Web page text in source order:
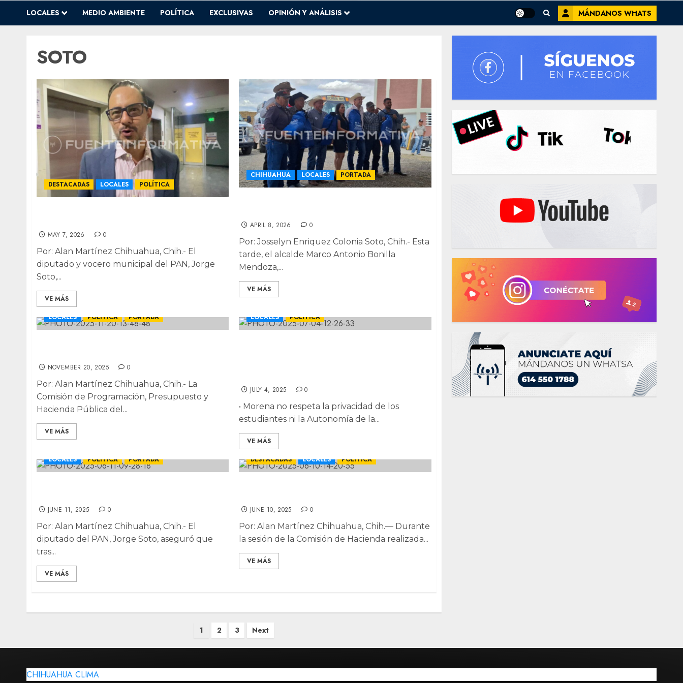
LOCALES MEDIO AMBIENTE POLÍTICA EXCLUSIVAS OPINIÓN Y ANÁLISIS MÁNDANOS WHATS
SOTO
DESTACADAS LOCALES POLÍTICA
MAY 7, 2026 0
Por: Alan Martínez Chihuahua, Chih.- El
diputado y vocero municipal del PAN, Jorge
Soto,...
VE MÁS
CHIHUAHUA LOCALES PORTADA
APRIL 8, 2026 0
Por: Josselyn Enriquez Colonia Soto, Chih.- Esta
tarde, el alcalde Marco Antonio Bonilla
Mendoza,...
VE MÁS
LOCALES POLÍTICA PORTADA
NOVEMBER 20, 2025 0
Por: Alan Martínez Chihuahua, Chih.- La
Comisión de Programación, Presupuesto y
Hacienda Pública del...
VE MÁS
LOCALES POLÍTICA
JULY 4, 2025 0
•⁠ ⁠Morena no respeta la privacidad de los
estudiantes ni la Autonomía de la...
VE MÁS
LOCALES
POLÍTICA PORTADA
JUNE 11, 2025 0
Por: Alan Martínez Chihuahua, Chih.- El
diputado del PAN, Jorge Soto, aseguró que
tras...
VE MÁS
DESTACADAS LOCALES POLÍTICA
JUNE 10, 2025 0
Por: Alan Martínez Chihuahua, Chih.— Durante
la sesión de la Comisión de Hacienda realizada...
VE MÁS
pagination
1 2 3 Next
CHIHUAHUA CLIMA